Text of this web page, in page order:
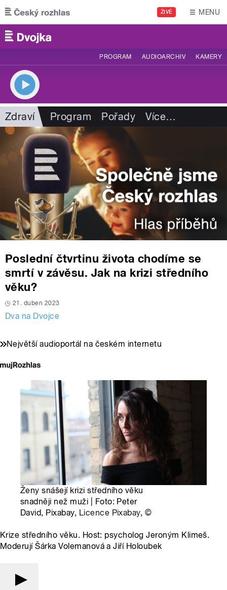
Přejít k hlavnímu obsahu
ŽIVĚ MENU
PROGRAM AUDIOARCHIV KAMERY
Zdraví Program Pořady Více…
Poslední čtvrtinu života chodíme se
smrtí v závěsu. Jak na krizi středního
věku?
21. duben 2023
Dva na Dvojce
Největší audioportál na českém internetu
Ženy snášejí krizi středního věku
snadněji než muži | Foto: Peter
David, Pixabay, Licence Pixabay, ©
Krize středního věku. Host: psycholog Jeroným Klimeš.
Moderují Šárka Volemanová a Jiří Holoubek